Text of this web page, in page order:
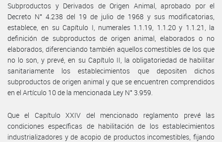
Subproductos y Derivados de Origen Animal, aprobado por el
Decreto N° 4.238 del 19 de julio de 1968 y sus modificatorias,
establece, en su Capítulo I, numerales 1.1.19, 1.1.20 y 1.1.21, la
definición de subproductos de origen animal, elaborados o no
elaborados, diferenciando también aquellos comestibles de los que
no lo son, y prevé, en su Capítulo II, la obligatoriedad de habilitar
sanitariamente los establecimientos que depositen dichos
subproductos de origen animal y que se encuentren comprendidos
en el Artículo 10 de la mencionada Ley N° 3.959.
Que el Capítulo XXIV del mencionado reglamento prevé las
condiciones específicas de habilitación de los establecimientos
industrializadores y de acopio de productos incomestibles, fijando